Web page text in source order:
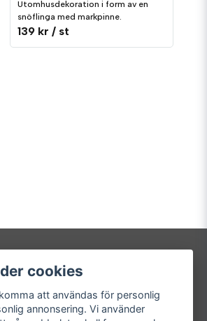
Utomhusdekoration i form av en
snöflinga med markpinne.
139 kr / st
konto
in
dig
cookies
att användas för personlig
annonsering. Vi använder